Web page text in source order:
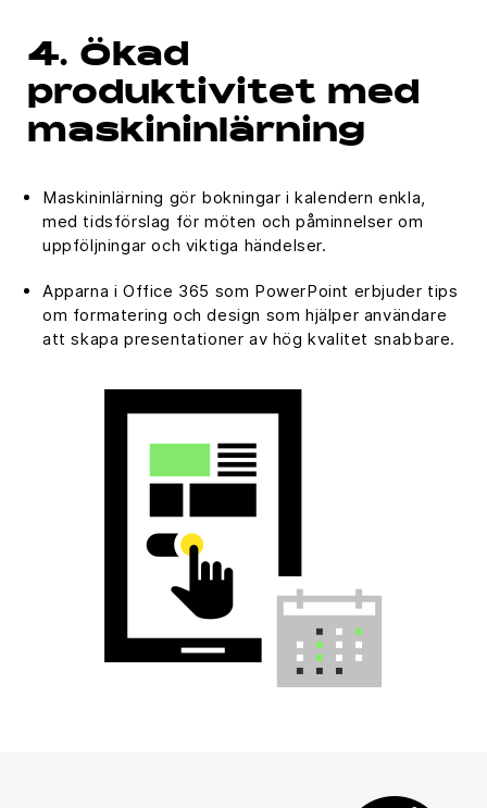
4. Ökad
produktivitet med
maskininlärning
Maskininlärning gör bokningar i kalendern enkla,
med tidsförslag för möten och påminnelser om
uppföljningar och viktiga händelser.
Apparna i Office 365 som PowerPoint erbjuder tips
om formatering och design som hjälper användare
att skapa presentationer av hög kvalitet snabbare.